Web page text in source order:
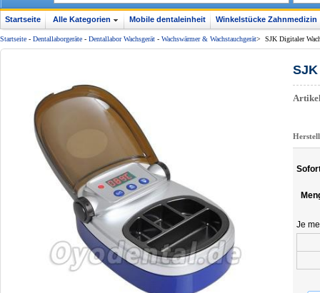
Startseite Alle Kategorien Mobile dentaleinheit Winkelstücke Zahnmedizin
Startseite - Dentallaborgeräte - Dentallabor Wachsgerät - Wachswärmer & Wachstauchgerät> SJK Digitaler
Je